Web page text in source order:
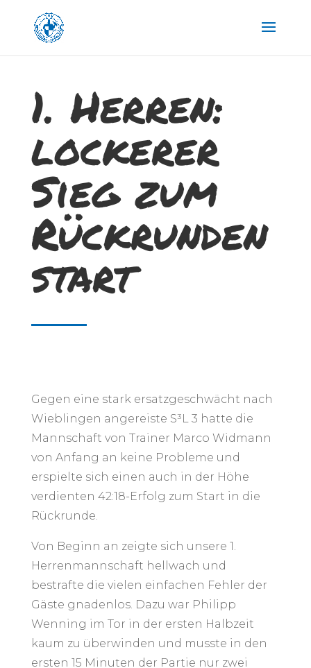
1. Herren:
lockerer
Sieg zum
Rückrunden
start
Gegen eine stark ersatzgeschwächt nach
Wieblingen angereiste S³L 3 hatte die
Mannschaft von Trainer Marco Widmann
von Anfang an keine Probleme und
erspielte sich einen auch in der Höhe
verdienten 42:18-Erfolg zum Start in die
Rückrunde.
Von Beginn an zeigte sich unsere 1.
Herrenmannschaft hellwach und
bestrafte die vielen einfachen Fehler der
Gäste gnadenlos. Dazu war Philipp
Wenning im Tor in der ersten Halbzeit
kaum zu überwinden und musste in den
ersten 15 Minuten der Partie nur zwei